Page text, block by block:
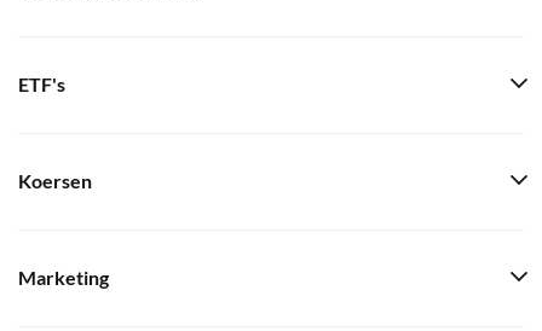
ETF's
Koersen
Marketing